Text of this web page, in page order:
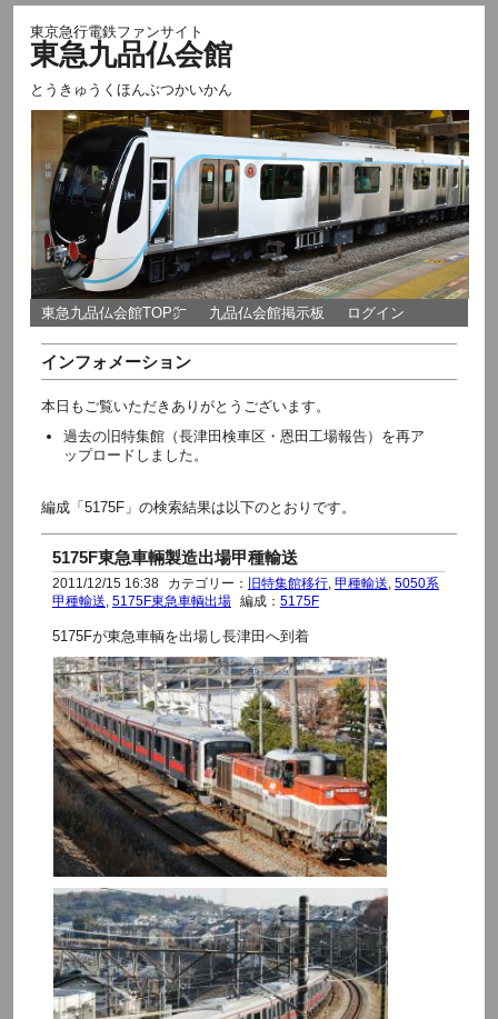
東京急行電鉄ファンサイト
東急九品仏会館
とうきゅうくほんぶつかいかん
東急九品仏会館TOP㌻ 九品仏会館掲示板 ログイン
インフォメーション
本日もご覧いただきありがとうございます。
過去の旧特集館（長津田検車区・恩田工場報告）を再ア
ップロードしました。
編成「5175F」の検索結果は以下のとおりです。
5175F東急車輛製造出場甲種輸送
2011/12/15 16:38 カテゴリー： 旧特集館移行, 甲種輸送 5050系
甲種輸送 5175F東急車輌出場 編成： 5175F
5175Fが東急車輌を出場し長津田へ到着